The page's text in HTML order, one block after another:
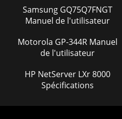
Samsung GQ75Q7FNGT
Manuel de l'utilisateur
Motorola GP-344R Manuel
de l'utilisateur
HP NetServer LXr 8000
Spécifications